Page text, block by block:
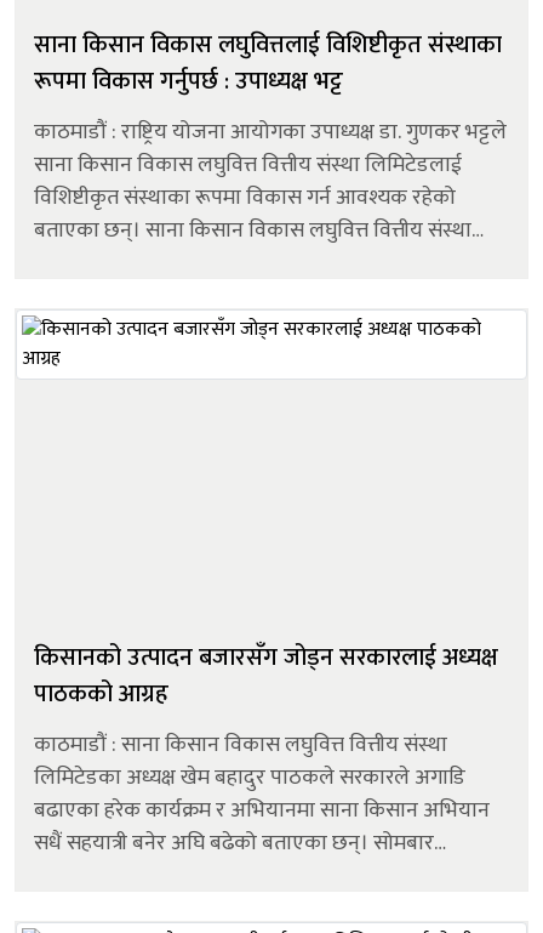
साना किसान विकास लघुवित्तलाई विशिष्टीकृत संस्थाका
रूपमा विकास गर्नुपर्छ : उपाध्यक्ष भट्ट
काठमाडौं : राष्ट्रिय योजना आयोगका उपाध्यक्ष डा. गुणकर भट्टले
साना किसान विकास लघुवित्त वित्तीय संस्था लिमिटेडलाई
विशिष्टीकृत संस्थाका रूपमा विकास गर्न आवश्यक रहेको
बताएका छन्। साना किसान विकास लघुवित्त वित्तीय संस्था
किसानको उत्पादन बजारसँग जोड्न सरकारलाई अध्यक्ष
पाठकको आग्रह
काठमाडौं : साना किसान विकास लघुवित्त वित्तीय संस्था
लिमिटेडका अध्यक्ष खेम बहादुर पाठकले सरकारले अगाडि
बढाएका हरेक कार्यक्रम र अभियानमा साना किसान अभियान
सधैं सहयात्री बनेर अघि बढेको बताएका छन्। सोमबार